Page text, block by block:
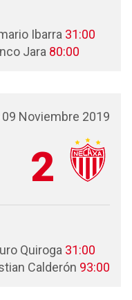
Ibarra 31:00
Jara 80:00
09 Noviembre 2019
2
Quiroga 31:00
Calderón 93:00